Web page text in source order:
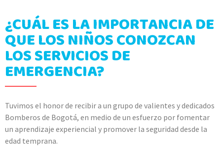
¿CUÁL ES LA IMPORTANCIA DE
QUE LOS NIÑOS CONOZCAN
LOS SERVICIOS DE
EMERGENCIA?
Tuvimos el honor de recibir a un grupo de valientes y dedicados
Bomberos de Bogotá, en medio de un esfuerzo por fomentar
un aprendizaje experiencial y promover la seguridad desde la
edad temprana.